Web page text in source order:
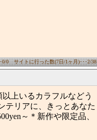
0/0 サイトに行った数(7日/1ヶ月)･･･2/38
上いるカラフルなどう
テリアに、きっとあなた
～＊新作や限定品、